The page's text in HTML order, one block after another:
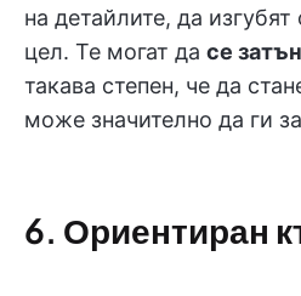
на детайлите, да изгубят
цел. Те могат да се
такава степен, че да
може значително да ги
6. Ориентиран